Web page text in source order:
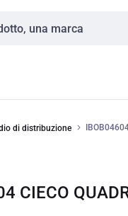
di distribuzione
CIECO